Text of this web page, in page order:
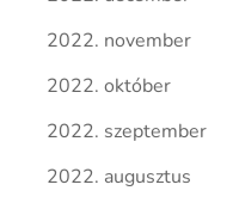
2022. november
2022. október
2022. szeptember
2022. augusztus